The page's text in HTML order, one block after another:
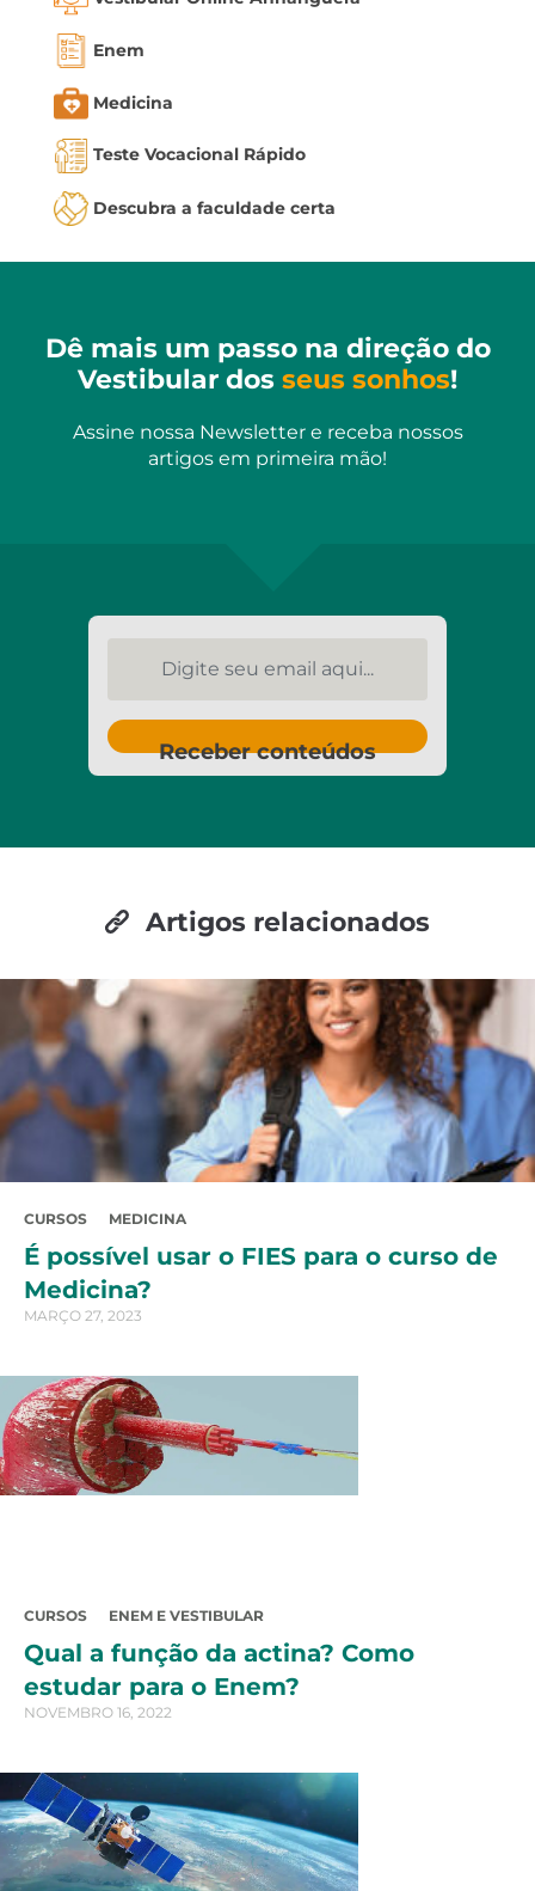
Enem
Medicina
Teste Vocacional Rápido
Descubra a faculdade certa
Dê mais um passo na direção do
Vestibular dos seus sonhos!
Assine nossa Newsletter e receba nossos
artigos em primeira mão!
Receber conteúdos
Artigos relacionados
CURSOS MEDICINA
É possível usar o FIES para o curso de
Medicina?
MARÇO 27, 2023
CURSOS ENEM E VESTIBULAR
Qual a função da actina? Como
estudar para o Enem?
NOVEMBRO 16, 2022